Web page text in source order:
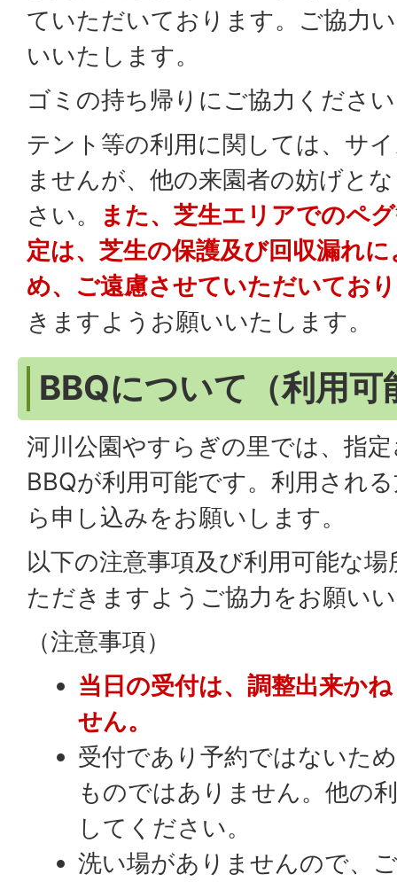
ていただいております。ご協力
いいたします。
ゴミの持ち帰りにご協力くださ
テント等の利用に関しては、サ
ませんが、他の来園者の妨げと
さい。
また、芝生エリアでのペ
定は、芝生の保護及び回収漏れ
め、ご遠慮させていただいてお
きますようお願いいたします。
BBQについて（利用可
河川公園やすらぎの里では、指
BBQが利用可能です。利用され
ら申し込みをお願いします。
以下の注意事項及び利用可能な
ただきますようご協力をお願い
（注意事項）
当日の受付は、調整出来か
せん。
受付であり予約ではないた
ものではありません。他の
してください。
洗い場がありませんので、